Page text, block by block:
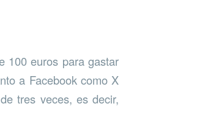
100 euros para gastar
a Facebook como X
tres veces, es decir,